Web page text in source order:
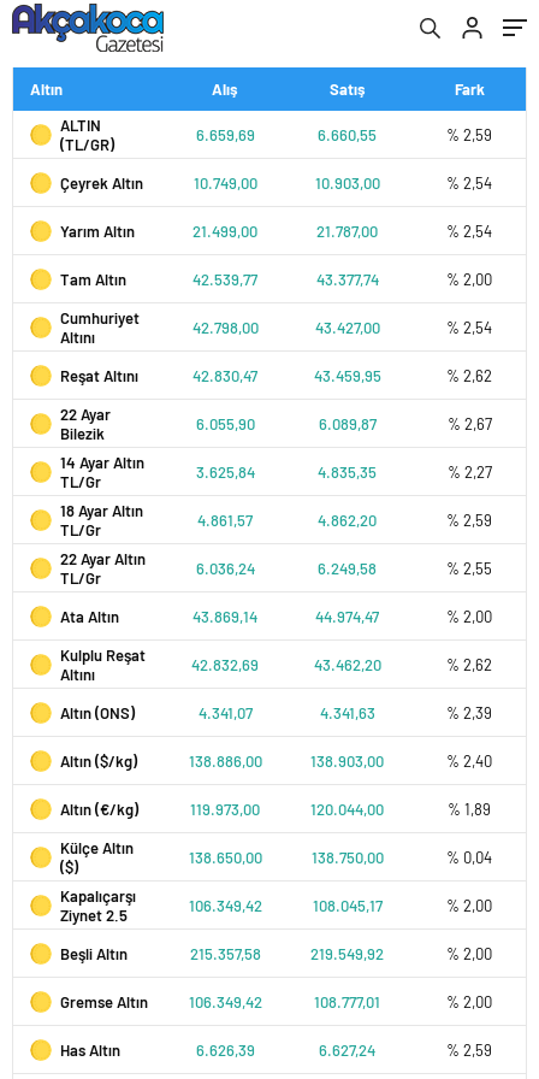
Altın Alış Satış
Fark
ALTIN
(TL/GR)
6.659,69 6.660,55 % 2,59
Çeyrek Altın 10.749,00 10.903,00 % 2,54
Yarım Altın 21.499,00 21.787,00 % 2,54
Tam Altın 42.539,77 43.377,74
% 2,00
Cumhuriyet
Altını
42.798,00 43.427,00 % 2,54
Reşat Altını 42.830,47 43.459,95
% 2,62
22 Ayar
Bilezik
6.055,90 6.089,87
% 2,67
14 Ayar Altın
TL/Gr
3.625,84 4.835,35
% 2,27
18 Ayar Altın
TL/Gr
4.861,57 4.862,20
% 2,59
22 Ayar Altın
TL/Gr
6.036,24 6.249,58 % 2,55
Ata Altın 43.869,14 44.974,47
% 2,00
Kulplu Reşat
Altını
42.832,69 43.462,20 % 2,62
Altın (ONS) 4.341,07 4.341,63 % 2,39
Altın ($/kg) 138.886,00 138.903,00 % 2,40
Altın (€/kg) 119.973,00 120.044,00
% 1,89
Külçe Altın
($)
138.650,00 138.750,00
% 0,04
Kapalıçarşı
Ziynet 2.5
106.349,42 108.045,17 % 2,00
Beşli Altın 215.357,58 219.549,92 % 2,00
Gremse Altın 106.349,42 108.777,01 % 2,00
Has Altın 6.626,39 6.627,24 % 2,59